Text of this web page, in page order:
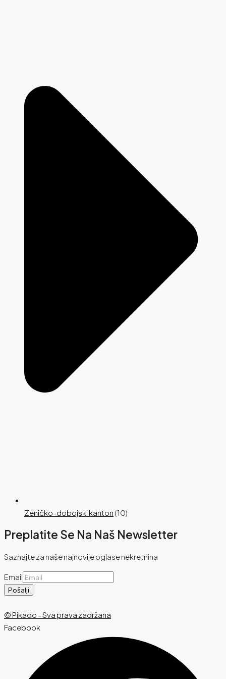
Zeničko-dobojski kanton (10)
Preplatite Se Na Naš Newsletter
Saznajte za naše najnovije oglase nekretnina
Email
Pošalji
© Pikado - Sva prava zadržana
Facebook